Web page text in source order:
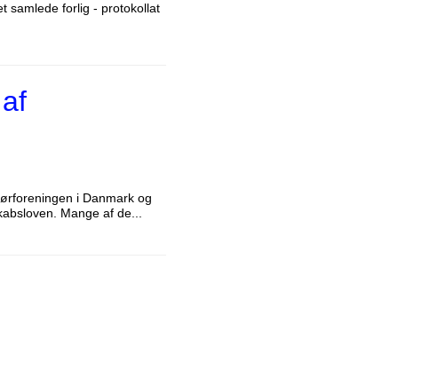
samlede forlig - protokollat
i Danmark og
Mange af de...